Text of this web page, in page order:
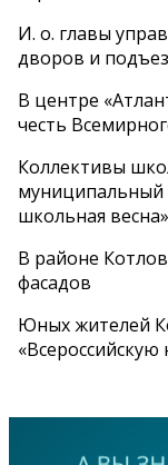
И. о. главы
дворов и
В центре
честь
Коллективы
муниципальный
школьная весна»
В районе
фасадов
Юных жителей